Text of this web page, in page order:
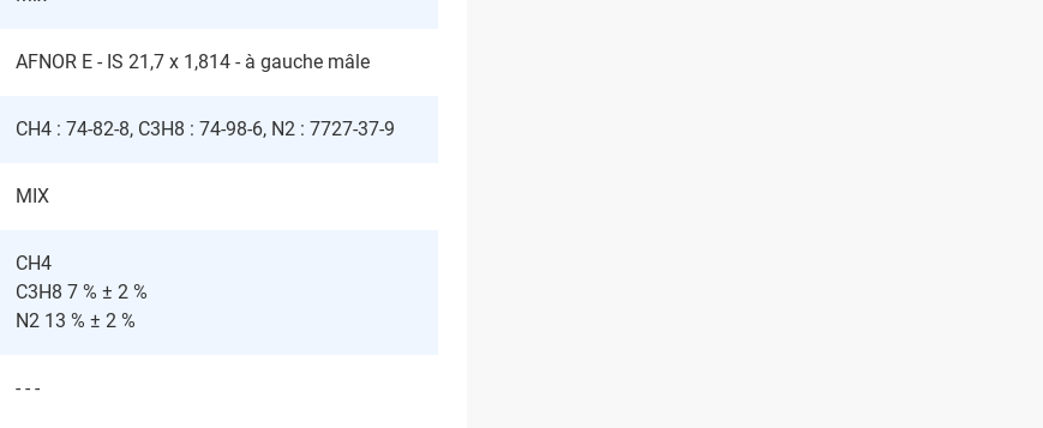
AFNOR E - IS 21,7 x 1,814 - à gauche mâle
CH4 : 74-82-8, C3H8 : 74-98-6, N2 : 7727-37-9
MIX
CH4
C3H8 7 % ± 2 %
N2 13 % ± 2 %
- - -